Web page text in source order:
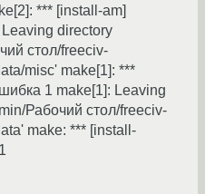
*** [install-am]
directory
стол/freeciv-
misc' make[1]: ***
1 make[1]: Leaving
Рабочий стол/freeciv-
make: *** [install-